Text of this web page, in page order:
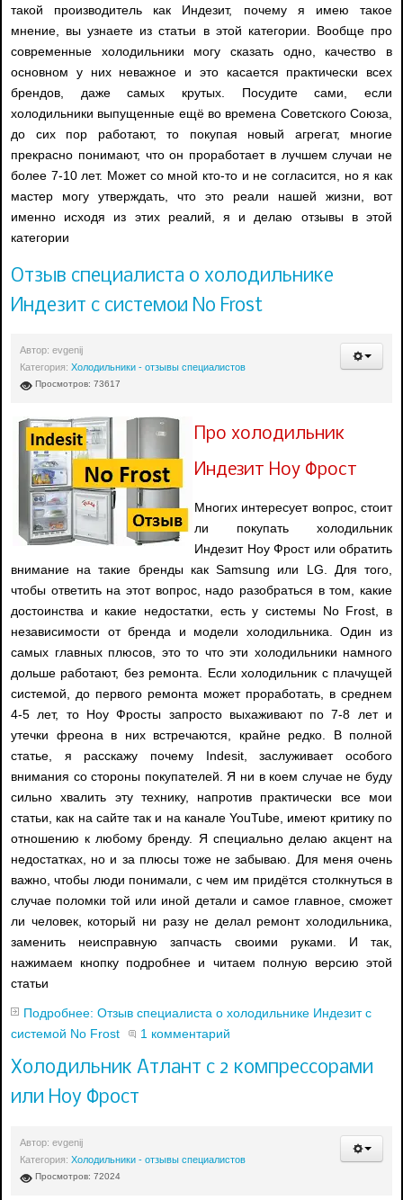
такой производитель как Индезит, почему я имею такое
мнение, вы узнаете из статьи в этой категории. Вообще про
современные холодильники могу сказать одно, качество в
основном у них неважное и это касается практически всех
брендов, даже самых крутых. Посудите сами, если
холодильники выпущенные ещё во времена Советского Союза,
до сих пор работают, то покупая новый агрегат, многие
прекрасно понимают, что он проработает в лучшем случаи не
более 7-10 лет. Может со мной кто-то и не согласится, но я как
мастер могу утверждать, что это реали нашей жизни, вот
именно исходя из этих реалий, я и делаю отзывы в этой
категории
Отзыв специалиста о холодильнике
Индезит с системой No Frost
Автор: evgenij
Категория: Холодильники - отзывы специалистов
Просмотров: 73617
Про холодильник
Индезит Ноу Фрост
Многих интересует вопрос, стоит
ли покупать холодильник
Индезит Ноу Фрост или обратить
внимание на такие бренды как Samsung или LG. Для того,
чтобы ответить на этот вопрос, надо разобраться в том, какие
достоинства и какие недостатки, есть у системы No Frost, в
независимости от бренда и модели холодильника. Один из
самых главных плюсов, это то что эти холодильники намного
дольше работают, без ремонта. Если холодильник с плачущей
системой, до первого ремонта может проработать, в среднем
4-5 лет, то Ноу Фросты запросто выхаживают по 7-8 лет и
утечки фреона в них встречаются, крайне редко. В полной
статье, я расскажу почему Indesit, заслуживает особого
внимания со стороны покупателей. Я ни в коем случае не буду
сильно хвалить эту технику, напротив практически все мои
статьи, как на сайте так и на канале YouTube, имеют критику по
отношению к любому бренду. Я специально делаю акцент на
недостатках, но и за плюсы тоже не забываю. Для меня очень
важно, чтобы люди понимали, с чем им придётся столкнуться в
случае поломки той или иной детали и самое главное, сможет
ли человек, который ни разу не делал ремонт холодильника,
заменить неисправную запчасть своими руками. И так,
нажимаем кнопку подробнее и читаем полную версию этой
статьи
Подробнее: Отзыв специалиста о холодильнике Индезит с
системой No Frost
1 комментарий
Холодильник Атлант с 2 компрессорами
или Ноу Фрост
Автор: evgenij
Категория: Холодильники - отзывы специалистов
Просмотров: 72024